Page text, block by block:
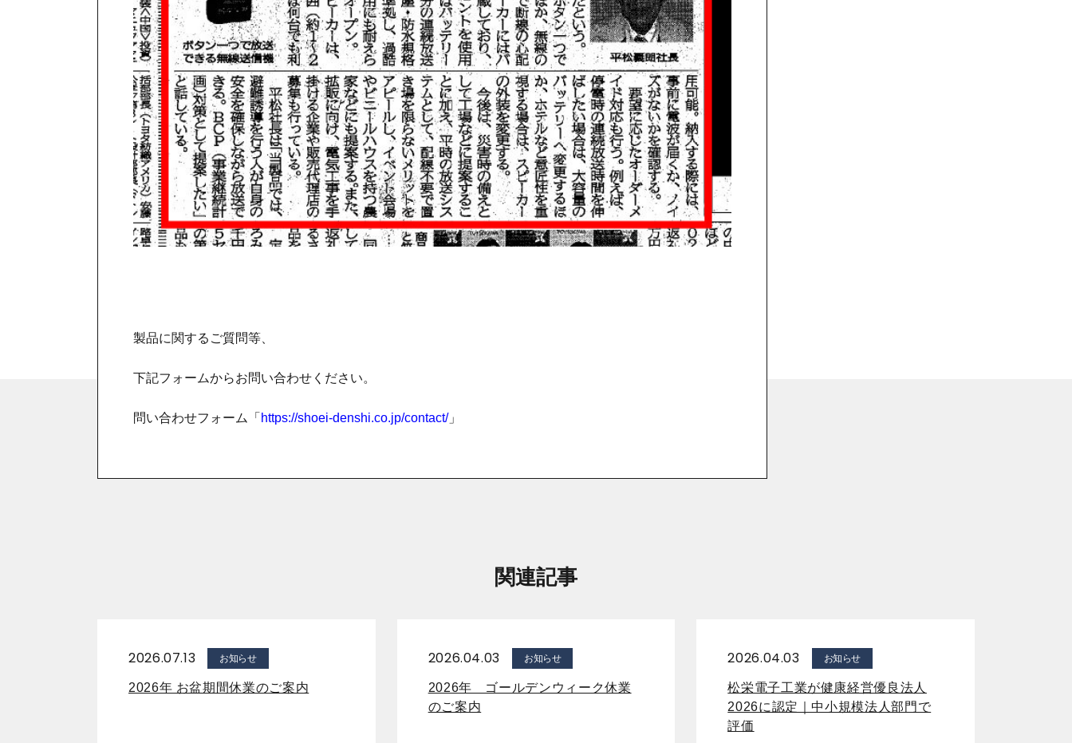
製品に関するご質問等、
下記フォームからお問い合わせください。
問い合わせフォーム「 https://shoei-denshi.co.jp/contact/」
関連記事
2026.07.13 お知らせ
2026年 お盆期間休業のご案内
2026.04.03 お知らせ
2026年 ゴールデンウィーク休業
のご案内
2026.04.03 お知らせ
松栄電子工業が健康経営優良法人
2026に認定｜中小規模法人部門で
評価